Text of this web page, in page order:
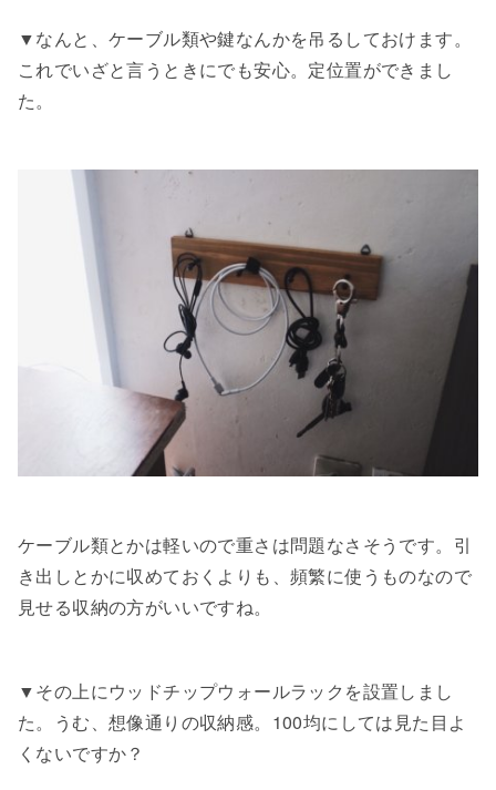
▼なんと、ケーブル類や鍵なんかを吊るしておけます。
これでいざと言うときにでも安心。定位置ができまし
た。
ケーブル類とかは軽いので重さは問題なさそうです。引
き出しとかに収めておくよりも、頻繁に使うものなので
見せる収納の方がいいですね。
▼その上にウッドチップウォールラックを設置しまし
た。うむ、想像通りの収納感。100均にしては見た目よ
くないですか？